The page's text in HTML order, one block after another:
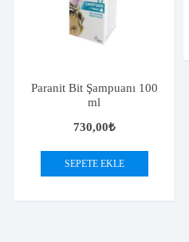
Paranit Bit Şampuanı 100
ml
730,00₺
SEPETE EKLE